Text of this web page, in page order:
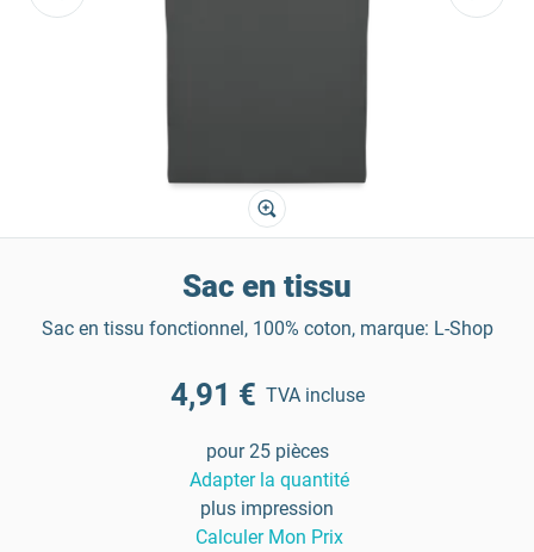
Sac en tissu
Sac en tissu fonctionnel, 100% coton, marque: L-Shop
4,91 € TVA incluse
pour 25 pièces
Adapter la quantité
plus impression
Calculer Mon Prix